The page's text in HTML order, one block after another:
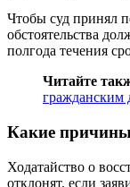
Чтобы суд принял
обстоятельства
полгода течения
Читайте
гражданским
Какие причины
Ходатайство о
отклонят, если